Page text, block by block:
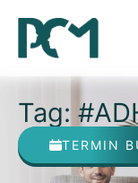
Tag:
TERMIN